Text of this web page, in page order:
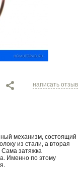
написать отзыв
механизм, состоящий
из стали, а вторая
Сама затяжка
Именно по этому